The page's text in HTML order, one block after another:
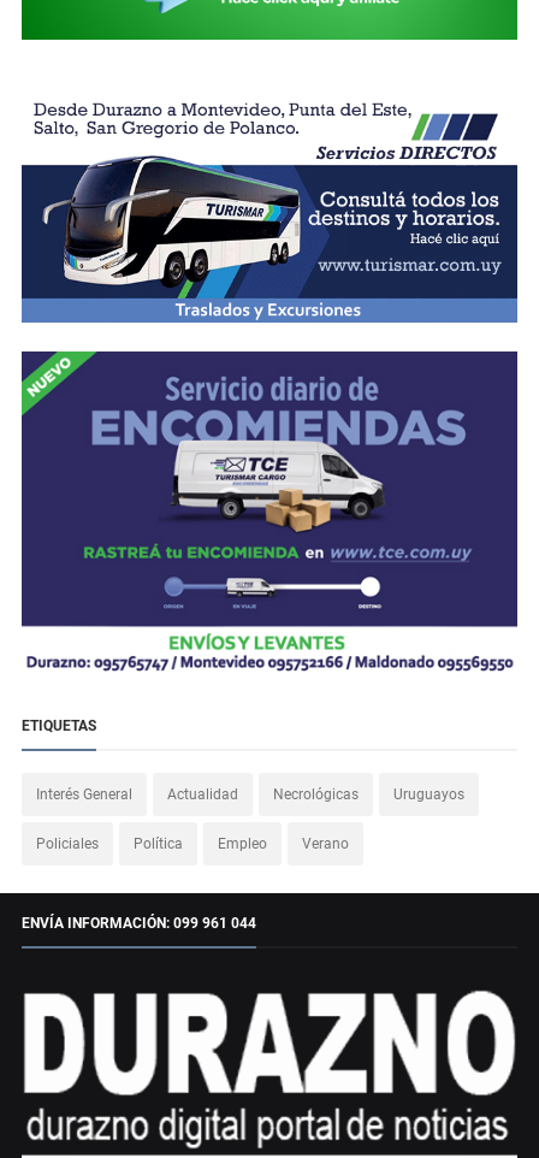
ETIQUETAS
Interés General Actualidad Necrológicas Uruguayos
Policiales Política Empleo Verano
ENVÍA INFORMACIÓN: 099 961 044